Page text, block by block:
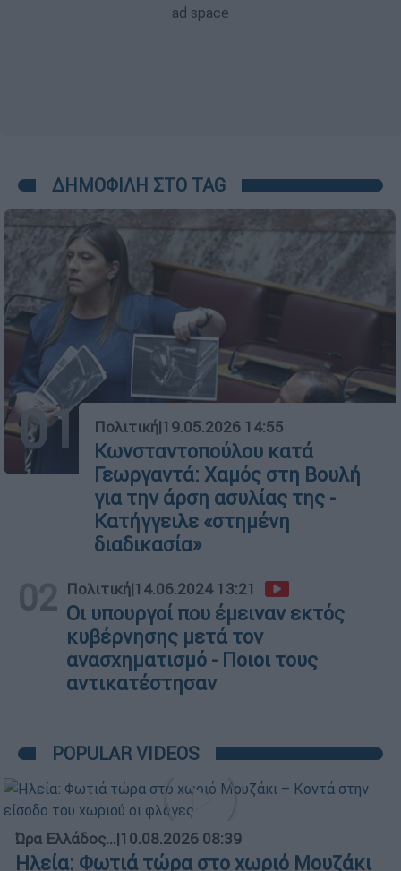
ΔΗΜΟΦΙΛΗ ΣΤΟ TAG
01 Πολιτική|19.05.2026 14:55
Κωνσταντοπούλου κατά
Γεωργαντά: Χαμός στη Βουλή
για την άρση ασυλίας της -
Κατήγγειλε «στημένη
διαδικασία»
02 Πολιτική|14.06.2024 13:21
Οι υπουργοί που έμειναν εκτός
κυβέρνησης μετά τον
ανασχηματισμό - Ποιοι τους
αντικατέστησαν
POPULAR VIDEOS
Ώρα Ελλάδος...|10.08.2026 08:39
Ηλεία: Φωτιά τώρα στο χωριό Μουζάκι